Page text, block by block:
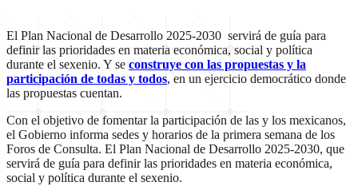
El Plan Nacional de Desarrollo 2025-2030 servirá de guía para
definir las prioridades en materia económica, social y política
durante el sexenio. Y se construye con las propuestas y la
participación de todas y todos, en un ejercicio democrático donde
las propuestas cuentan.
Con el objetivo de fomentar la participación de las y los mexicanos,
el Gobierno informa sedes y horarios de la primera semana de los
Foros de Consulta. El Plan Nacional de Desarrollo 2025-2030, que
servirá de guía para definir las prioridades en materia económica,
social y política durante el sexenio.